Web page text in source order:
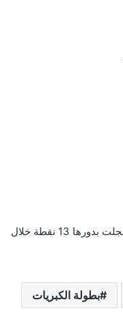
وقد سجلت اللاعبة آمنة خلفة 13 نقطة نفس الشي بالنسبة للاعبة الاجنبية اثاناسيا التي سجلت بدورها 13 نقطة خلال
بطولة الكبريات